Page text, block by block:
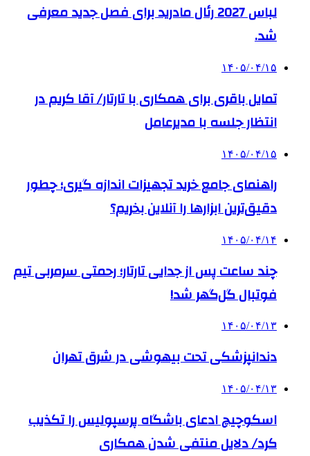
لباس 2027 رئال مادرید برای فصل جدید معرفی
شد.
۱۴۰۵/۰۴/۱۵
تمایل باقری برای همکاری با تارتار/ آقا کریم در
انتظار جلسه با مدیرعامل
۱۴۰۵/۰۴/۱۵
راهنمای جامع خرید تجهیزات اندازه گیری؛ چطور
دقیق‌ترین ابزارها را آنلاین بخریم؟
۱۴۰۵/۰۴/۱۴
چند ساعت پس از جدایی تارتار؛ رحمتی سرمربی تیم
فوتبال گل‌گهر شد!
۱۴۰۵/۰۴/۱۳
دندانپزشکی تحت بیهوشی در شرق تهران
۱۴۰۵/۰۴/۱۳
اسکوچیچ ادعای باشگاه پرسپولیس را تکذیب
کرد/ دلایل منتفی شدن همکاری